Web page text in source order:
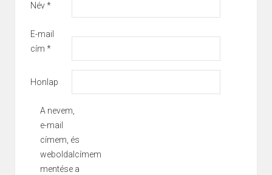
Név*
E-mail
cím *
Honlap
A nevem,
e-mail
címem, és
weboldalcímem
mentése a